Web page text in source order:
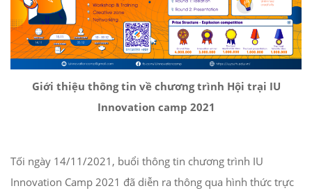
Giới thiệu thông tin về chương trình Hội trại IU
Innovation camp 2021
Tối ngày 14/11/2021, buổi thông tin chương trình IU
Innovation Camp 2021 đã diễn ra thông qua hình thức trực